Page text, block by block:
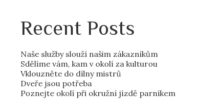
Recent Posts
Naše služby slouží našim zákazníkům
Sdělíme vám, kam v okolí za kulturou
Vklouzněte do dílny mistrů
Dveře jsou potřeba
Poznejte okolí při okružní jízdě parníkem